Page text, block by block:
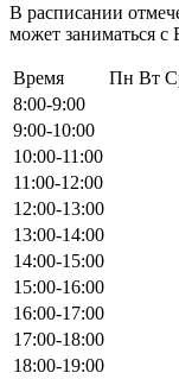
В расписании
может заниматься с
Время Пн Вт
8:00-9:00
9:00-10:00
10:00-11:00
11:00-12:00
12:00-13:00
13:00-14:00
14:00-15:00
15:00-16:00
16:00-17:00
17:00-18:00
18:00-19:00